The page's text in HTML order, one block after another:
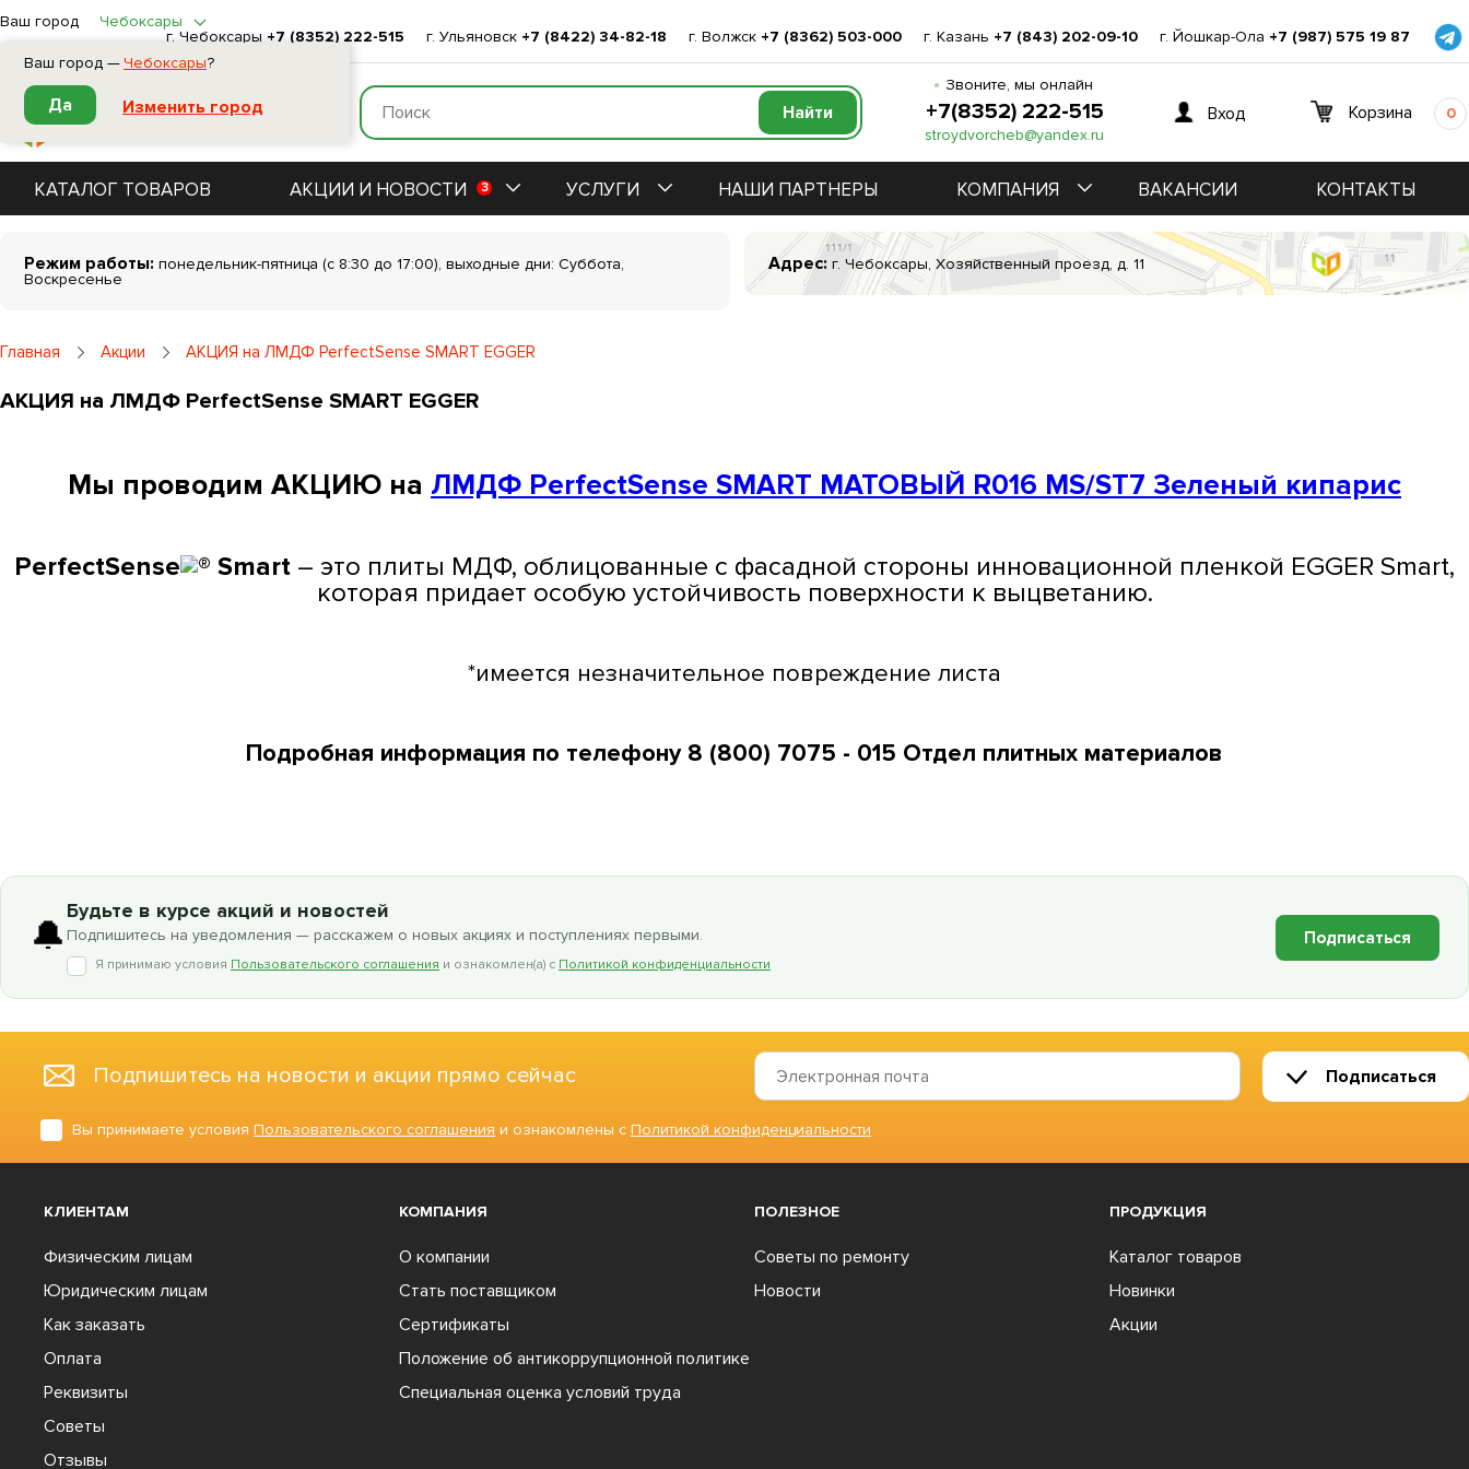
Ваш город —Чебоксары?
Да Изменить город
Ваш город
Чебоксары
г. Чебоксары +7 (8352) 222-515 г. Ульяновск +7 (8422) 34-82-18 г. Волжск +7 (8362) 503-000 г. Казань +7 (843) 202-09-10 г. Йошкар-Ола +7 (987) 575 19 87
Звоните, мы онлайн
+7(8352) 222-515
stroydvorcheb@yandex.ru
Вход Корзина 0
КАТАЛОГ ТОВАРОВ АКЦИИ И НОВОСТИ 3 УСЛУГИ НАШИ ПАРТНЕРЫ КОМПАНИЯ ВАКАНСИИ КОНТАКТЫ
Режим работы: понедельник-пятница (с 8:30 до 17:00), выходные дни: Суббота,
Воскресенье
Адрес: г. Чебоксары, Хозяйственный проезд, д. 11
Главная Акции АКЦИЯ на ЛМДФ PerfectSense SMART EGGER
АКЦИЯ на ЛМДФ PerfectSense SMART EGGER
️Мы проводим АКЦИЮ на ЛМДФ PerfectSense SMART МАТОВЫЙ R016 MS/ST7 Зеленый кипарис
PerfectSense Smart – это плиты МДФ, облицованные с фасадной стороны инновационной пленкой EGGER Smart,
которая придает особую устойчивость поверхности к выцветанию.
*имеется незначительное повреждение листа
Подробная информация по телефону 8 (800) 7075 - 015 Отдел плитных материалов
🔔
Будьте в курсе акций и новостей
Подпишитесь на уведомления — расскажем о новых акциях и поступлениях первыми.
Я принимаю условия Пользовательского соглашения и ознакомлен(а) с Политикой конфиденциальности
Подписаться
Подпишитесь на новости и акции прямо сейчас Подписаться
Вы принимаете условия Пользовательского соглашения и ознакомлены с Политикой конфиденциальности
КЛИЕНТАМ
Физическим лицам
Юридическим лицам
Как заказать
Оплата
Реквизиты
Советы
Отзывы
КОМПАНИЯ
О компании
Стать поставщиком
Сертификаты
Положение об антикоррупционной политике
Специальная оценка условий труда
ПОЛЕЗНОЕ
Советы по ремонту
Новости
ПРОДУКЦИЯ
Каталог товаров
Новинки
Акции